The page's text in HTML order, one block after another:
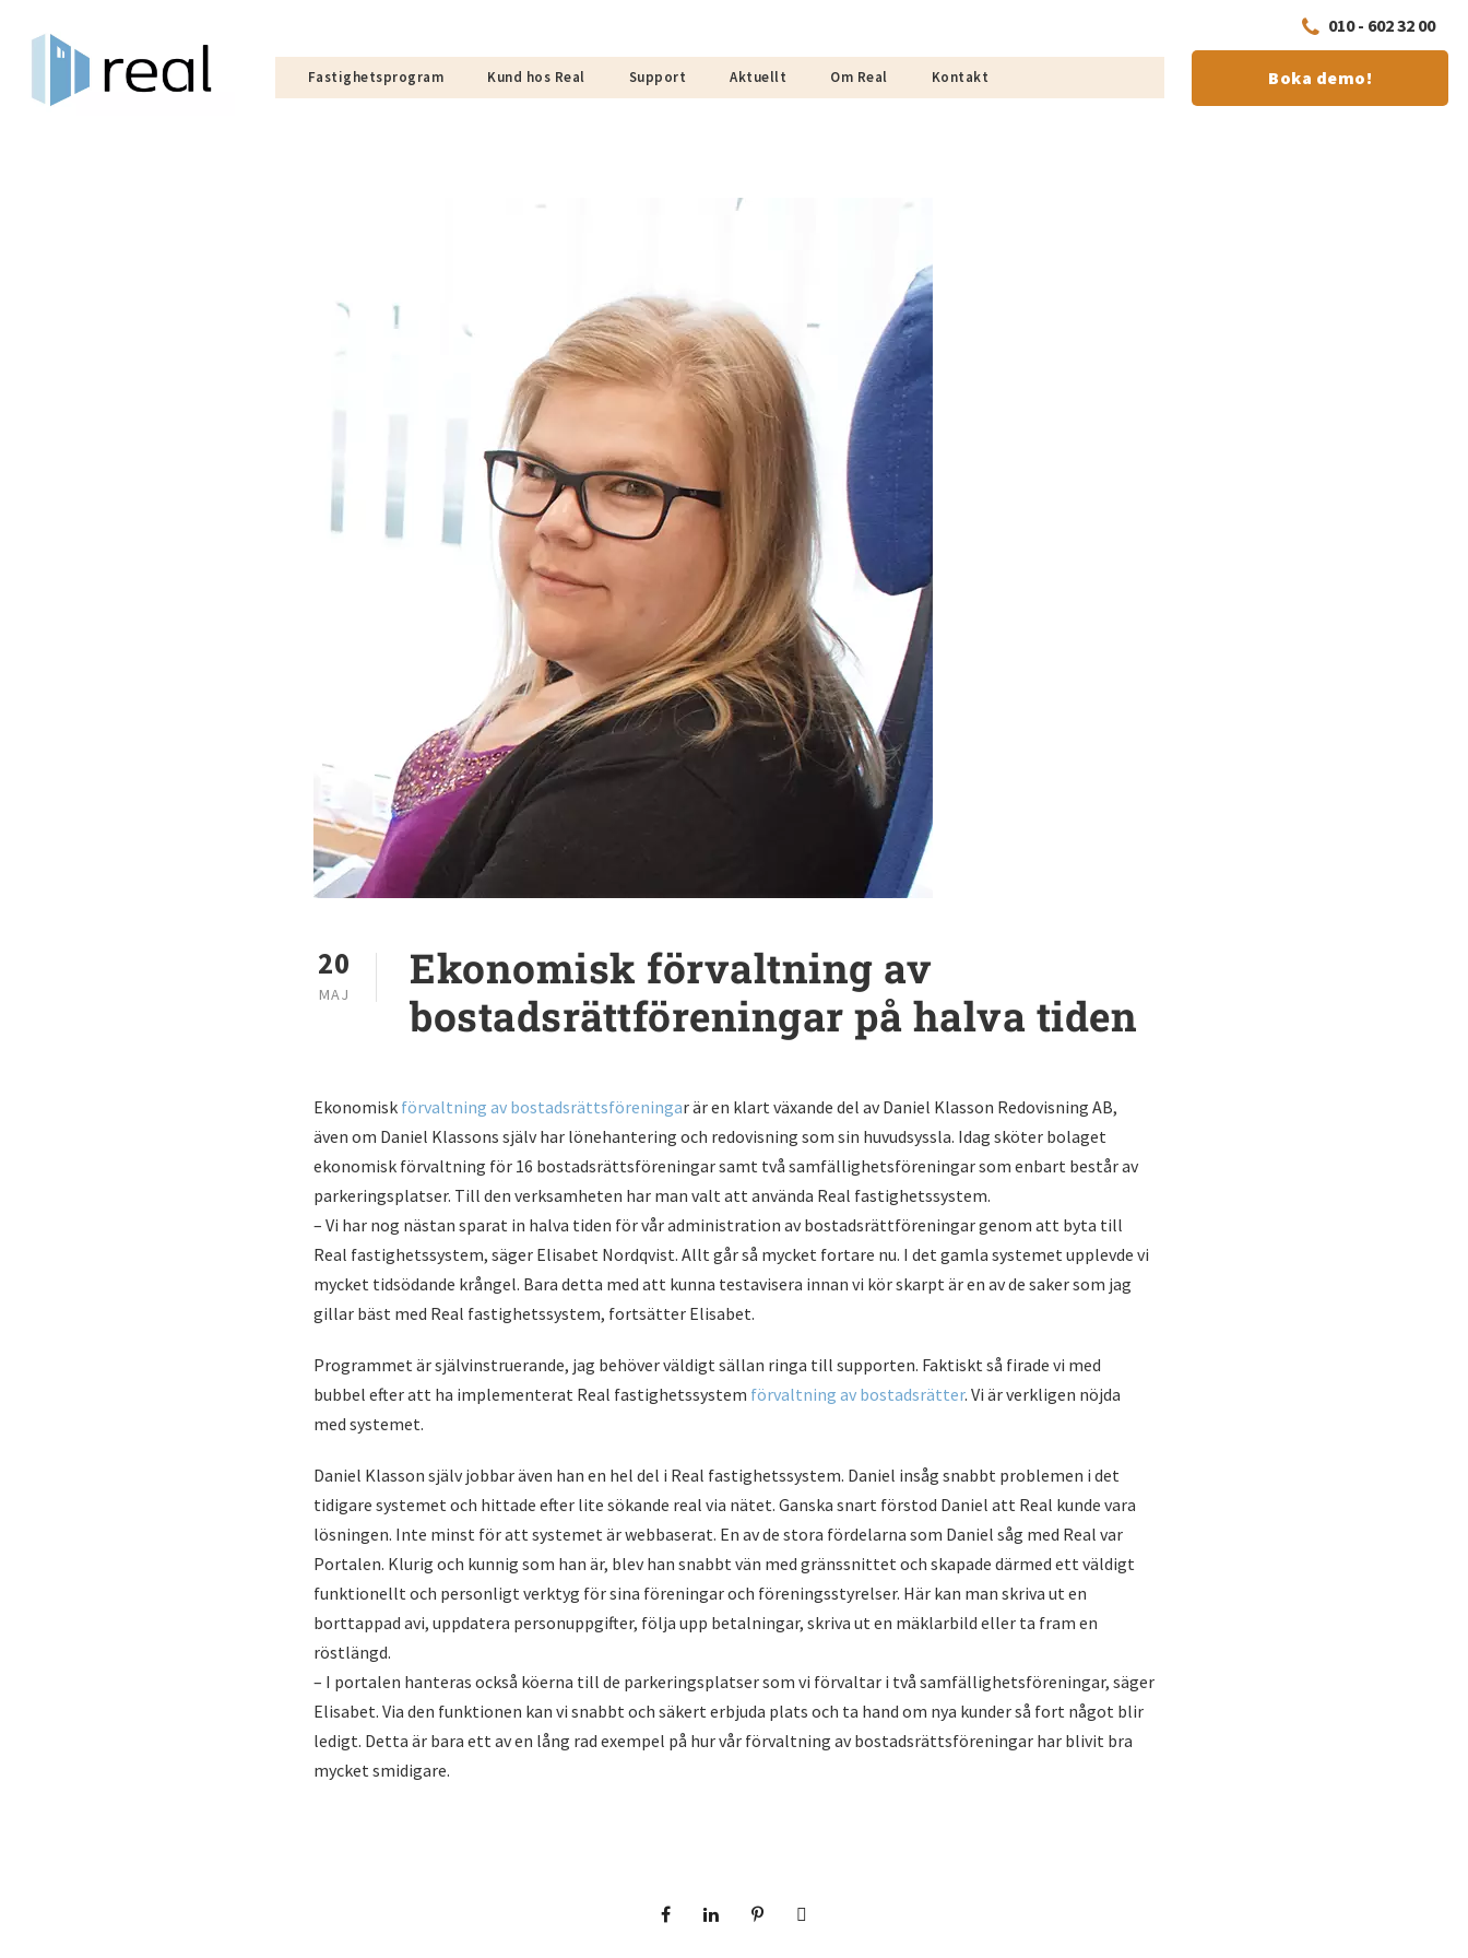
Fastighetsprogram Kund hos Real Support Aktuellt Om Real Kontakt Boka demo!
010 - 602 32 00
20
MAJ
Ekonomisk förvaltning av
bostadsrättföreningar på halva tiden
Ekonomisk förvaltning av bostadsrättsföreningar är en klart växande del av Daniel Klasson Redovisning AB,
även om Daniel Klassons själv har lönehantering och redovisning som sin huvudsyssla. Idag sköter bolaget
ekonomisk förvaltning för 16 bostadsrättsföreningar samt två samfällighetsföreningar som enbart består av
parkeringsplatser. Till den verksamheten har man valt att använda Real fastighetssystem.
– Vi har nog nästan sparat in halva tiden för vår administration av bostadsrättföreningar genom att byta till
Real fastighetssystem, säger Elisabet Nordqvist. Allt går så mycket fortare nu. I det gamla systemet upplevde vi
mycket tidsödande krångel. Bara detta med att kunna testavisera innan vi kör skarpt är en av de saker som jag
gillar bäst med Real fastighetssystem, fortsätter Elisabet.
Programmet är självinstruerande, jag behöver väldigt sällan ringa till supporten. Faktiskt så firade vi med
bubbel efter att ha implementerat Real fastighetssystem förvaltning av bostadsrätter. Vi är verkligen nöjda
med systemet.
Daniel Klasson själv jobbar även han en hel del i Real fastighetssystem. Daniel insåg snabbt problemen i det
tidigare systemet och hittade efter lite sökande real via nätet. Ganska snart förstod Daniel att Real kunde vara
lösningen. Inte minst för att systemet är webbaserat. En av de stora fördelarna som Daniel såg med Real var
Portalen. Klurig och kunnig som han är, blev han snabbt vän med gränssnittet och skapade därmed ett väldigt
funktionellt och personligt verktyg för sina föreningar och föreningsstyrelser. Här kan man skriva ut en
borttappad avi, uppdatera personuppgifter, följa upp betalningar, skriva ut en mäklarbild eller ta fram en
röstlängd.
– I portalen hanteras också köerna till de parkeringsplatser som vi förvaltar i två samfällighetsföreningar, säger
Elisabet. Via den funktionen kan vi snabbt och säkert erbjuda plats och ta hand om nya kunder så fort något blir
ledigt. Detta är bara ett av en lång rad exempel på hur vår förvaltning av bostadsrättsföreningar har blivit bra
mycket smidigare.